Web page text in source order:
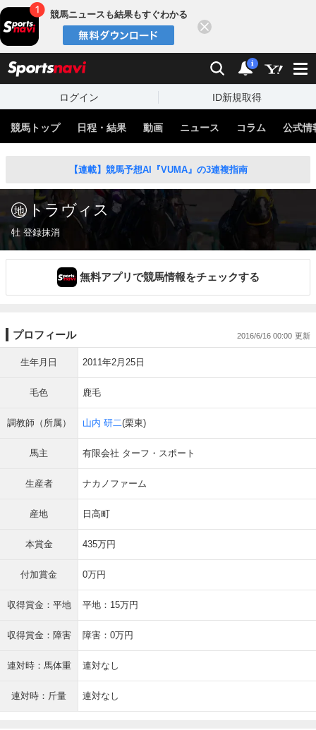
競馬ニュースも結果もすぐわかる
検索 通知
i
ログイン ID新規取得
競馬トップ 日程・結果 動画 ニュース コラム 公式情
【連載】競馬予想AI『VUMA』の3連複指南
トラヴィス
牡 登録抹消
無料アプリで競馬情報をチェックする
プロフィール 2016/6/16 00:00
生年月日 2011年2月25日
毛色 鹿毛
調教師（所属） 山内 研二(栗東)
馬主 有限会社 ターフ・スポート
生産者 ナカノファーム
産地 日高町
本賞金 435万円
付加賞金 0万円
収得賞金：平地 平地：15万円
収得賞金：障害 障害：0万円
連対時：馬体重 連対なし
連対時：斤量 連対なし